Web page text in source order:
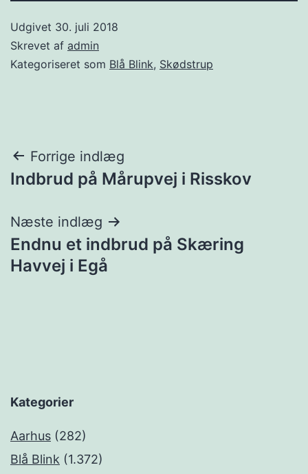
Udgivet 30. juli 2018
Skrevet af admin
Kategoriseret som Blå Blink, Skødstrup
Indlægsnavigation
Forrige indlæg
Indbrud på Mårupvej i Risskov
Næste indlæg
Endnu et indbrud på Skæring
Havvej i Egå
Kategorier
Aarhus (282)
Blå Blink (1.372)